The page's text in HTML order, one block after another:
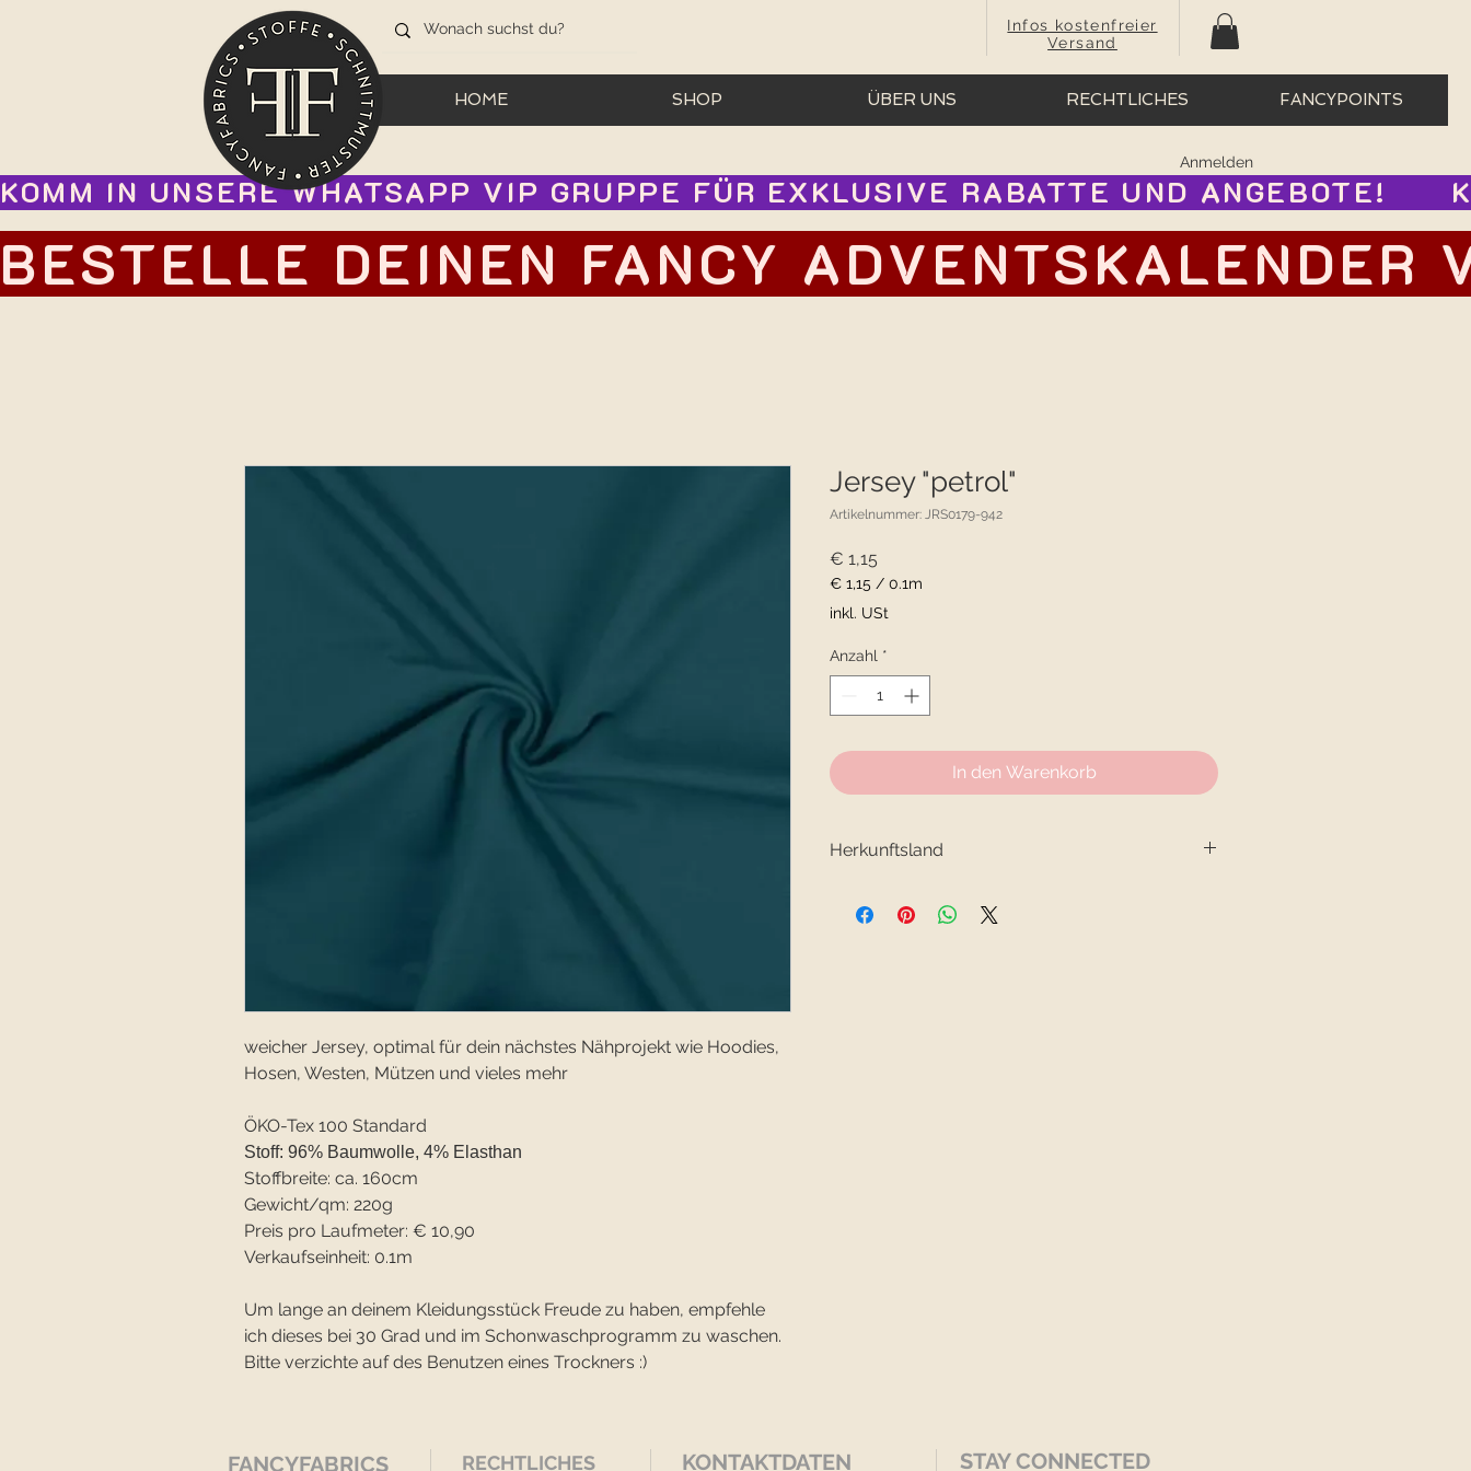
Infos kostenfreier
Versand
HOME SHOP ÜBER UNS RECHTLICHES FANCYPOINTS
Anmelden
KOMM IN UNSERE WHATSAPP VIP GRUPPE FÜR EXKLUSIVE RABATTE UND ANGEBOTE!
BESTELLE DEINEN FANCY
weicher Jersey, optimal für dein nächstes Nähprojekt wie Hoodies,
Hosen, Westen, Mützen und vieles mehr
ÖKO-Tex 100 Standard
Stoff: 96% Baumwolle, 4% Elasthan
Stoffbreite: ca. 160cm
Gewicht/qm: 220g
Preis pro Laufmeter: € 10,90
Verkaufseinheit: 0.1m
Um lange an deinem Kleidungsstück Freude zu haben, empfehle
ich dieses bei 30 Grad und im Schonwaschprogramm zu waschen.
Bitte verzichte auf des Benutzen eines Trockners :)
Jersey "petrol"
Artikelnummer: JRS0179-942
€ 1,15
€ 1,15 / 0.1m
€ 1,15
0.1
Meter
inkl. USt
Anzahl *
In den Warenkorb
Herkunftsland
FANCYFABRICS RECHTLICHES KONTAKTDATEN STAY CONNECTED